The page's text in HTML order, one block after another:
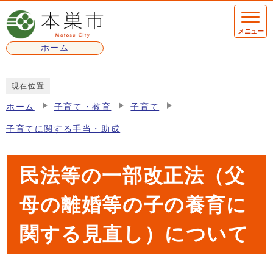
ページの先頭です
ホーム
メニュー
現在位置
ホーム 子育て・教育 子育て
子育てに関する手当・助成
民法等の一部改正法（父
母の離婚等の子の養育に
関する見直し）について